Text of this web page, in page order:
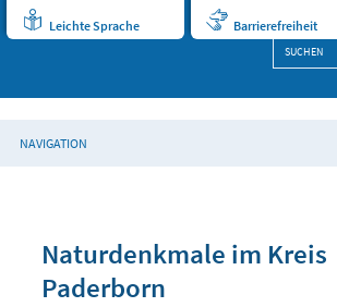
Leichte Sprache Barrierefreiheit
NAVIGATION
Naturdenkmale im Kreis
Paderborn